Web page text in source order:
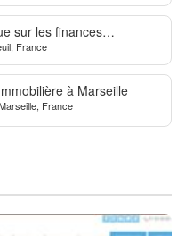
sur les finances
France
à Marseille
France